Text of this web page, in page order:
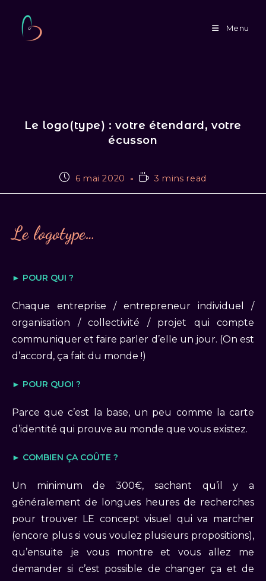
content
Menu
Le logo(type) : votre étendard, votre
écusson
Publication
6 mai 2020
Temps3 mins read
Le logotype…
► POUR QUI ?
Chaque entreprise / entrepreneur individuel /
organisation / collectivité / projet qui compte
communiquer et faire parler d’elle un jour. (On est
d’accord, ça fait du monde !)
► POUR QUOI ?
Parce que c’est la base, un peu comme la carte
d’identité qui prouve au monde que vous existez.
► COMBIEN ÇA COÛTE ?
Un minimum de 300€, sachant qu’il y a
généralement de longues heures de recherches
pour trouver LE concept visuel qui va marcher
(encore plus si vous voulez plusieurs propositions),
qu’ensuite je vous montre et vous allez me
demander si c’est possible de changer ça et de